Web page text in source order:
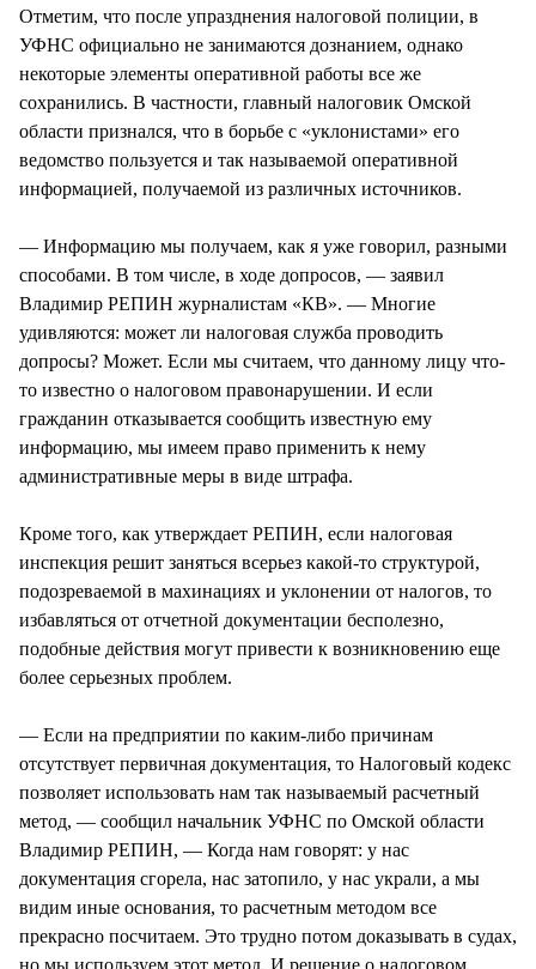
Отметим, что после упразднения налоговой полиции, в
УФНС официально не занимаются дознанием, однако
некоторые элементы оперативной работы все же
сохранились. В частности, главный налоговик Омской
области признался, что в борьбе с «уклонистами» его
ведомство пользуется и так называемой оперативной
информацией, получаемой из различных источников.
— Информацию мы получаем, как я уже говорил, разными
способами. В том числе, в ходе допросов, — заявил
Владимир РЕПИН журналистам «КВ». — Многие
удивляются: может ли налоговая служба проводить
допросы? Может. Если мы считаем, что данному лицу что-
то известно о налоговом правонарушении. И если
гражданин отказывается сообщить известную ему
информацию, мы имеем право применить к нему
административные меры в виде штрафа.
Кроме того, как утверждает РЕПИН, если налоговая
инспекция решит заняться всерьез какой-то структурой,
подозреваемой в махинациях и уклонении от налогов, то
избавляться от отчетной документации бесполезно,
подобные действия могут привести к возникновению еще
более серьезных проблем.
— Если на предприятии по каким-либо причинам
отсутствует первичная документация, то Налоговый кодекс
позволяет использовать нам так называемый расчетный
метод, — сообщил начальник УФНС по Омской области
Владимир РЕПИН, — Когда нам говорят: у нас
документация сгорела, нас затопило, у нас украли, а мы
видим иные основания, то расчетным методом все
прекрасно посчитаем. Это трудно потом доказывать в судах,
но мы используем этот метод. И решение о налоговом